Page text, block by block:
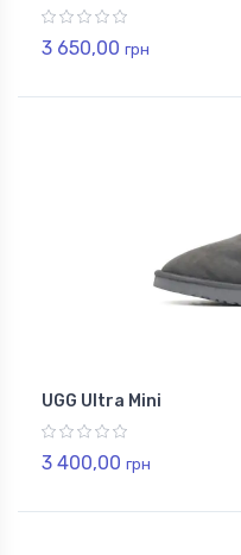
3 650,00 грн
UGG Ultra Mini
3 400,00 грн